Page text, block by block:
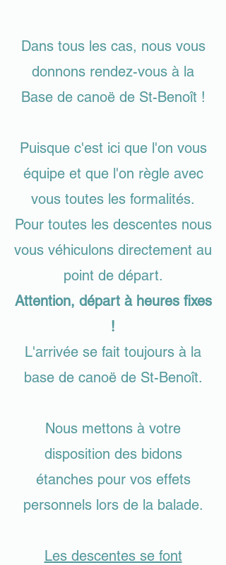
Dans tous les cas, nous vous
donnons rendez-vous à la
Base de canoë de St-Benoît !
Puisque c'est ici que l'on vous
équipe et que l'on règle avec
vous toutes les formalités.
Pour toutes les descentes nous
vous véhiculons directement au
point de départ.
Attention, départ à heures fixes
!
L'arrivée se fait toujours à la
base de canoë de St-Benoît.
Nous mettons à votre
disposition des bidons
étanches pour vos effets
personnels lors de la balade.
Les descentes se font